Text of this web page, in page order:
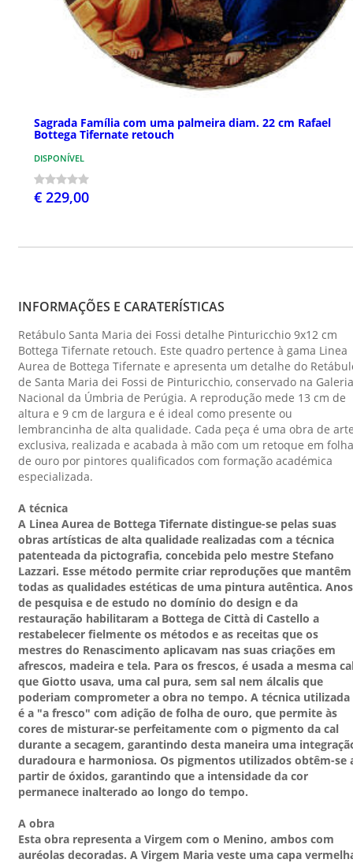
Sagrada Família com uma palmeira diam. 22 cm Rafael
Bottega Tifernate retouch
DISPONÍVEL
€ 229,00
INFORMAÇÕES E CARATERÍSTICAS
Retábulo Santa Maria dei Fossi detalhe Pinturicchio 9x12 cm
Bottega Tifernate retouch. Este quadro pertence à gama Linea
Aurea de Bottega Tifernate e apresenta um detalhe do
de Santa Maria dei Fossi de Pinturicchio, conservado na Galeria
Nacional da Úmbria de Perúgia. A reprodução mede 13 cm de
altura e 9 cm de largura e é ideal como presente ou
lembrancinha de alta qualidade. Cada peça é uma obra de
exclusiva, realizada e acabada à mão com um retoque em folha
de ouro por pintores qualificados com formação académica
especializada.
A técnica
A Linea Aurea de Bottega Tifernate distingue-se pelas suas
obras artísticas de alta qualidade realizadas com a técnica
patenteada da pictografia, concebida pelo mestre Stefano
Lazzari. Esse método permite criar reproduções que mantêm
todas as qualidades estéticas de uma pintura autêntica. Anos
de pesquisa e de estudo no domínio do design e da
restauração habilitaram a Bottega de Città di Castello a
restabelecer fielmente os métodos e as receitas que os
mestres do Renascimento aplicavam nas suas criações em
afrescos, madeira e tela. Para os frescos, é usada a mesma
que Giotto usava, uma cal pura, sem sal nem álcalis que
poderiam comprometer a obra no tempo. A técnica utilizada
é a "a fresco" com adição de folha de ouro, que permite às
cores de misturar-se perfeitamente com o pigmento da cal
durante a secagem, garantindo desta maneira uma
duradoura e harmoniosa. Os pigmentos utilizados obtêm-se
partir de óxidos, garantindo que a intensidade da cor
permanece inalterado ao longo do tempo.
A obra
Esta obra representa a Virgem com o Menino, ambos com
auréolas decoradas. A Virgem Maria veste uma capa